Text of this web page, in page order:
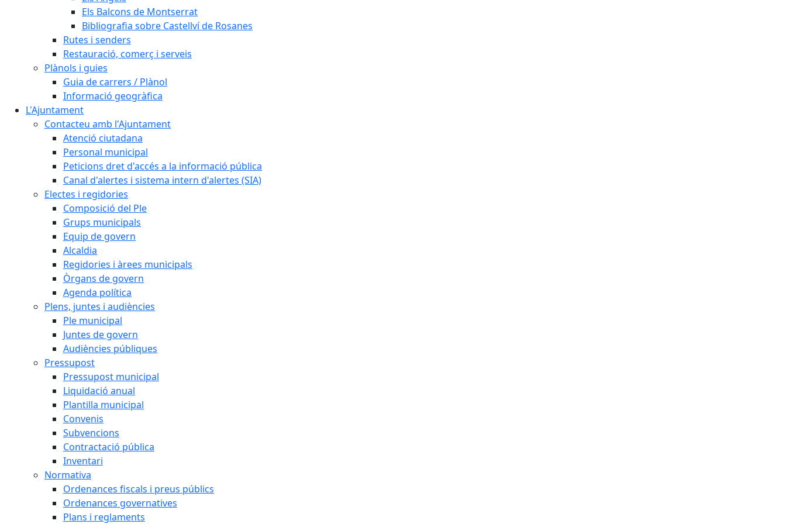
Els Balcons de Montserrat
Bibliografia sobre Castellví de Rosanes
Rutes i senders
Restauració, comerç i serveis
Plànols i guies
Guia de carrers / Plànol
Informació geogràfica
L'Ajuntament
Contacteu amb l'Ajuntament
Atenció ciutadana
Personal municipal
Peticions dret d'accés a la informació pública
Canal d'alertes i sistema intern d'alertes (SIA)
Electes i regidories
Composició del Ple
Grups municipals
Equip de govern
Alcaldia
Regidories i àrees municipals
Òrgans de govern
Agenda política
Plens, juntes i audiències
Ple municipal
Juntes de govern
Audiències públiques
Pressupost
Pressupost municipal
Liquidació anual
Plantilla municipal
Convenis
Subvencions
Contractació pública
Inventari
Normativa
Ordenances fiscals i preus públics
Ordenances governatives
Plans i reglaments